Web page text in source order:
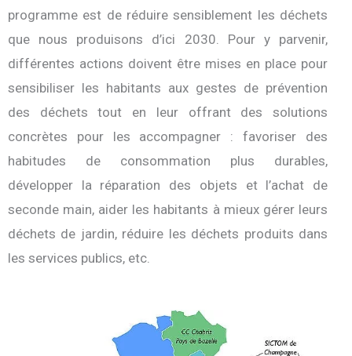
programme est de réduire sensiblement les déchets
que nous produisons d’ici 2030. Pour y parvenir,
différentes actions doivent être mises en place pour
sensibiliser les habitants aux gestes de prévention
des déchets tout en leur offrant des solutions
concrètes pour les accompagner : favoriser des
habitudes de consommation plus durables,
développer la réparation des objets et l’achat de
seconde main, aider les habitants à mieux gérer leurs
déchets de jardin, réduire les déchets produits dans
les services publics, etc.